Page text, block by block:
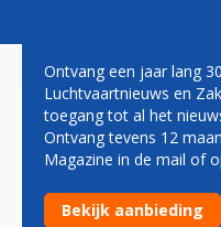
AIR FRANCE
NAAR
ERNSTIGE
Ontvang een jaar lang
Luchtvaartnieuws en
toegang tot al het
Ontvang tevens 12
Magazine in de mail of
Bekijk aanbieding